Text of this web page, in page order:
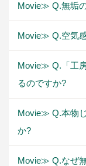
Movie≫ Q.無垢
Movie≫ Q.空気
Movie≫ Q.「工
るのですか?
Movie≫ Q.本物
か?
Movie≫ Q.なぜ